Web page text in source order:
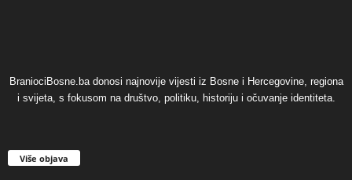
BraniociBosne.ba donosi najnovije vijesti iz Bosne i Hercegovine, regiona
i svijeta, s fokusom na društvo, politiku, historiju i očuvanje identiteta.
Više objava